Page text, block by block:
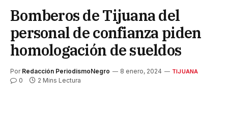
Bomberos de Tijuana del
personal de confianza piden
homologación de sueldos
Por Redacción PeriodismoNegro 8 enero, 2024 TIJUANA
0 2 Mins Lectura